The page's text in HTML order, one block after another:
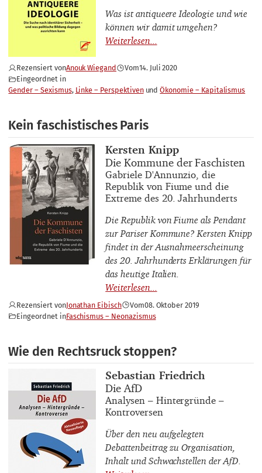
Was ist antiqueere Ideologie und wie
können wir damit umgehen?
Rezensiert vonAnouk Wiegand Vom14. Juli 2020
Eingeordnet in
Gender – Sexismus Linke – Perspektiven Ökonomie – Kapitalismus
Kein faschistisches Paris
Buchautor_innen
Kersten Knipp
Buchtitel
Die Kommune der Faschisten
Buchuntertitel
Gabriele D'Annunzio, die
Republik von Fiume und die
Extreme des 20. Jahrhunderts
Die Republik von Fiume als Pendant
zur Pariser Kommune? Kersten Knipp
findet in der Ausnahmeerscheinung
des 20. Jahrhunderts Erklärungen für
das heutige Italien.
Rezensiert vonJonathan Eibisch Vom08. Oktober 2019
Eingeordnet inFaschismus – Neonazismus
Wie den Rechtsruck stoppen?
Buchautor_innen
Sebastian Friedrich
Buchtitel
Die AfD
Buchuntertitel
Analysen – Hintergründe –
Kontroversen
Über den neu aufgelegten
Debattenbeitrag zu Organisation,
Inhalt und Schwachstellen der AfD.